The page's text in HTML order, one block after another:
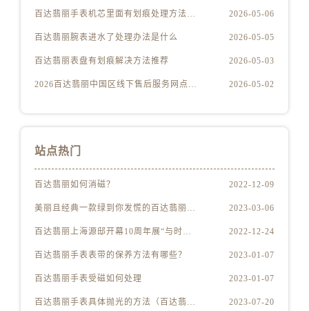
百达翡丽手表机芯里面有划痕处理方法详解 2026-05-06
百达翡丽腕表进水了处理办法是什么 2026-05-05
百达翡丽表盘有划痕解决方法推荐 2026-05-03
2026百达翡丽中国区线下售后服务网点升级优化公告（最新电话及地址） 2026-05-02
站点热门
百达翡丽如何消磁？ 2022-12-09
美丽且经典一款绿到你发慌的百达翡丽腕表 2023-03-06
百达翡丽上海源邸开幕10周年展“与时间同源” 2022-12-24
百达翡丽手表表带的保养方法有哪些？ 2023-01-07
百达翡丽手表受磁如何处理 2023-01-07
百达翡丽手表具体抛光的方法（百达翡丽手表抛光的正确方法） 2023-07-20